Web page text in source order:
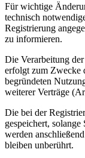
Für wichtige
technisch
Registrierung
zu informieren.
Die Verarbeitung
erfolgt zum Zwecke
begründeten
weiterer Verträge
Die bei der
gespeichert,
werden
bleiben unberührt.